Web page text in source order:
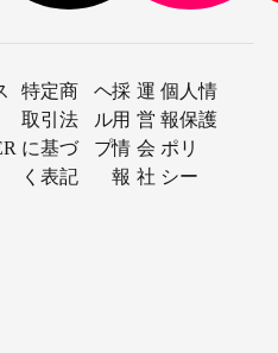
特定商
取引法
に基づ
く表記
ヘ
ル
プ
採
用
情
報
運
営
会
社
個人情
報保護
ポリ
シー